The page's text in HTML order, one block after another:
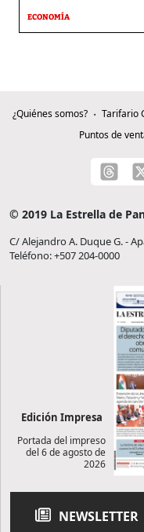
ECONOMÍA
¿Quiénes somos? Tarifario
Puntos de
© 2019 La Estrella de
C/ Alejandro A. Duque G. -
Teléfono: +507 204-0000
Edición Impresa
Portada del impreso
del 6 de agosto de
2026
NEWSLETTER